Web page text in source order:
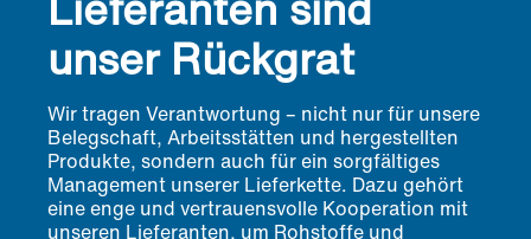
unser Rückgrat
Wir tragen Verantwortung – nicht nur für unsere
Belegschaft, Arbeitsstätten und hergestellten
Produkte, sondern auch für ein sorgfältiges
Management unserer Lieferkette. Dazu gehört
eine enge und vertrauensvolle Kooperation mit
unseren Lieferanten, um Rohstoffe und